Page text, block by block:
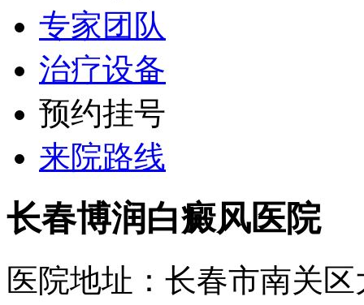
专家团队
治疗设备
预约挂号
来院路线
长春博润白癜风医院
医院地址：长春市南关